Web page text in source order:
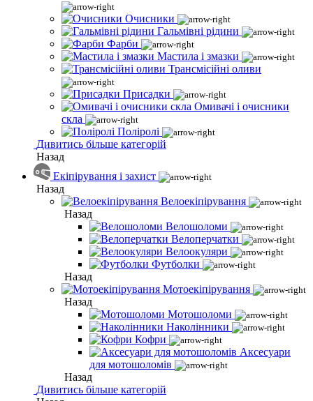
Очисники
Гальмівні рідини
Фарби
Мастила і змазки
Трансмісійні оливи
Присадки
Омивачі і очисники
скла
Поліролі
Дивитись більше категорій
Назад
Екіпірування і захист
Назад
Велоекіпірування
Назад
Велошоломи
Велоперчатки
Велоокуляри
Футболки
Назад
Мотоекіпірування
Назад
Мотошоломи
Наколінники
Кофри
Аксесуари
для мотошоломів
Назад
Дивитись більше категорій